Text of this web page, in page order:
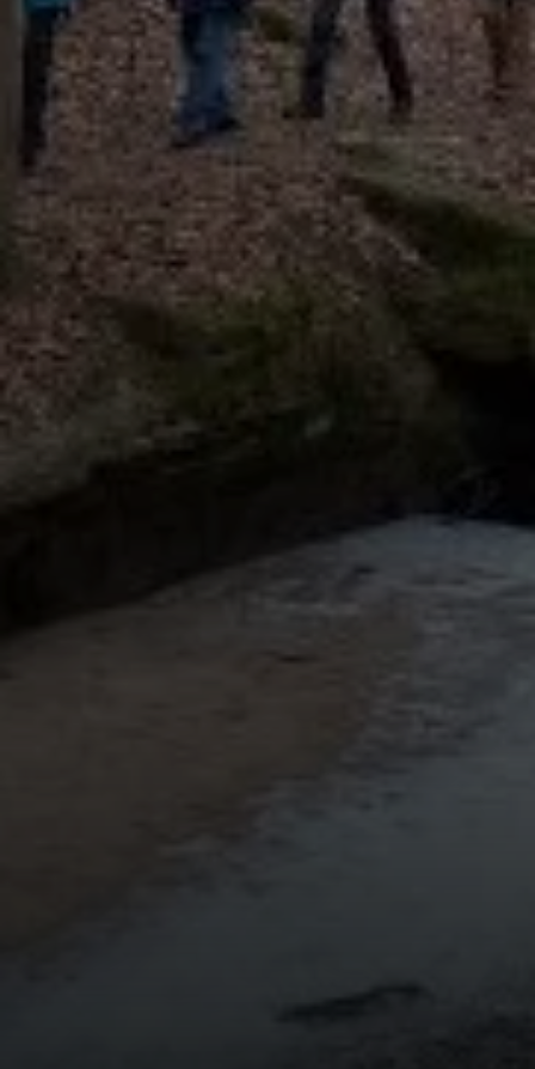
© DAV Schwabach, Ortsgruppe Schwanstetten
© DAV Schwabach, Ortsgruppe Schwanstetten